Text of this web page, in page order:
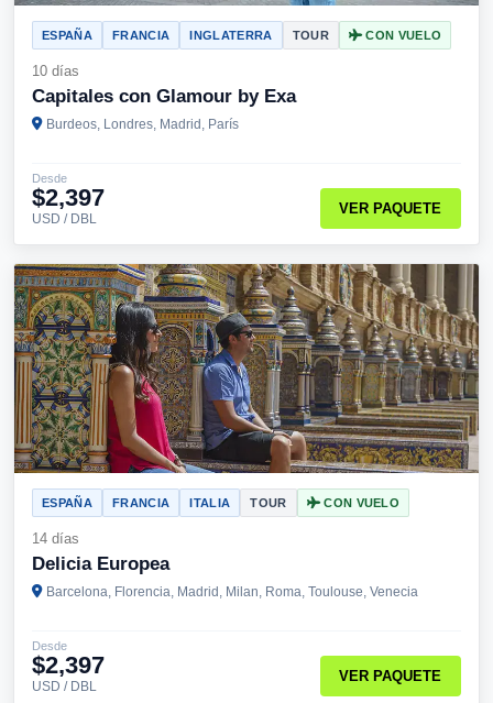
ESPAÑA FRANCIA INGLATERRA TOUR CON VUELO
10 días
Capitales con Glamour by Exa
Burdeos, Londres, Madrid, París
Desde
$2,397
USD / DBL
VER PAQUETE
ESPAÑA FRANCIA ITALIA TOUR CON VUELO
14 días
Delicia Europea
Barcelona, Florencia, Madrid, Milan, Roma, Toulouse, Venecia
Desde
$2,397
USD / DBL
VER PAQUETE